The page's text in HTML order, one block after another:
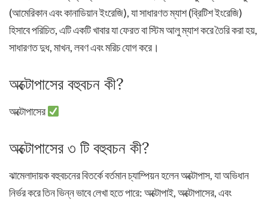
(আমেরিকান এবং কানাডিয়ান ইংরেজি), যা সাধারণত ম্যাশ (ব্রিটিশ ইংরেজি)
হিসাবে পরিচিত, এটি একটি খাবার যা ফেরত বা স্টিম আলু ম্যাশ করে তৈরি করা হয়,
সাধারণত দুধ, মাখন, লবণ এবং মরিচ যোগ করে।
অক্টোপাসের বহুবচন কী?
অক্টোপাসের
অক্টোপাসের ৩ টি বহুবচন কী?
ঝামেলাদায়ক বহুবচনের বিতর্কে বর্তমান চ্যাম্পিয়ন হলেন অক্টোপাস, যা অভিধান
নির্ভর করে তিন ভিন্ন ভাবে লেখা হতে পারে: অক্টোপাই, অক্টোপাসের, এবং